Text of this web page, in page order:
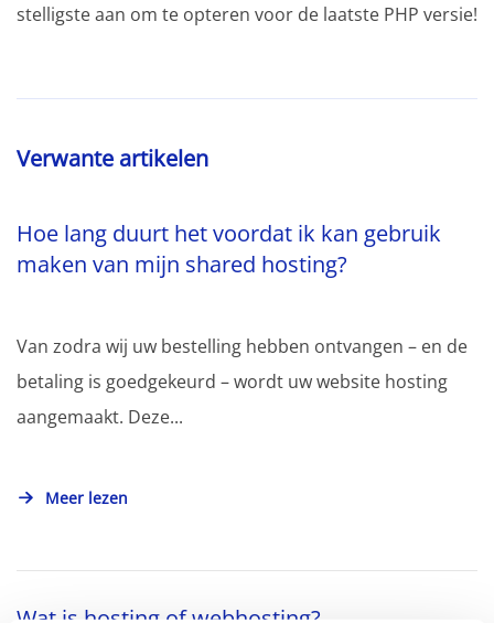
stelligste aan om te opteren voor de laatste PHP versie!
Verwante artikelen
Hoe lang duurt het voordat ik kan gebruik
maken van mijn shared hosting?
Van zodra wij uw bestelling hebben ontvangen – en de
betaling is goedgekeurd – wordt uw website hosting
aangemaakt. Deze...
Meer lezen